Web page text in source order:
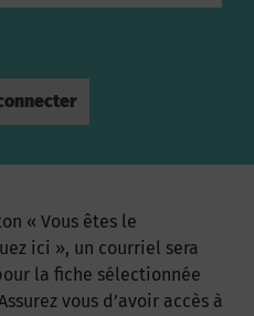
« Vous êtes le
ici », un courriel sera
la fiche sélectionnée
vous d’avoir accès à